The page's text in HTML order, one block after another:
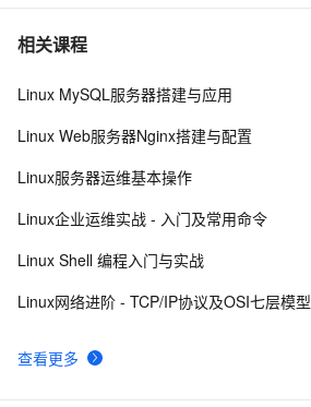
7 Gentoo下DHCP实验笔记
8 1、DHCP配置实验
10 cisco之路由器DHCP配置
相关课程
查看更多
Linux MySQL服务器搭建与应用
Linux Web服务器Nginx搭建与配置
Linux服务器运维基本操作
Linux企业运维实战 - 入门及常用命令
Linux Shell 编程入门与实战
Linux网络进阶 - TCP/IP协议及OSI七层模型